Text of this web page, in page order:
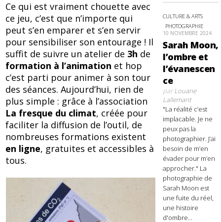
Ce qui est vraiment chouette avec
ce jeu, c’est que n’importe qui
peut s’en emparer et s’en servir
pour sensibiliser son entourage ! Il
suffit de suivre un atelier de 3h de
formation à l’animation et hop
c’est parti pour animer à son tour
des séances. Aujourd’hui, rien de
plus simple : grâce à l’association
La fresque du climat, créée pour
faciliter la diffusion de l’outil, de
nombreuses formations existent
en ligne, gratuites et accessibles à
tous.
CULTURE & ARTS
PHOTOGRAPHIE
10 NOVEMBRE 2024
Sarah Moon,
l’ombre et
l’évanescen
ce
parLouane
Lallemant
"La réalité c’est
implacable. Je ne
peux pas la
photographier. J’ai
besoin de m’en
évader pour m’en
approcher." La
photographie de
Sarah Moon est
une fuite du réel,
une histoire
d'ombre...